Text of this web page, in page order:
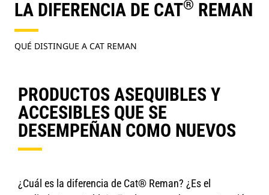
LA DIFERENCIA DE CAT® REMAN
QUÉ DISTINGUE A CAT REMAN
PRODUCTOS ASEQUIBLES Y
ACCESIBLES QUE SE
DESEMPEÑAN COMO NUEVOS
¿Cuál es la diferencia de Cat® Reman? ¿Es el